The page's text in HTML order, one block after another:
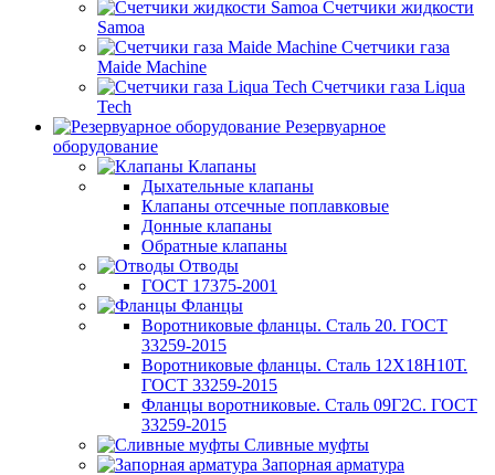
Счетчики жидкости
Samoa
Счетчики газа
Maide Machine
Счетчики газа Liqua
Tech
Резервуарное
оборудование
Клапаны
Дыхательные клапаны
Клапаны отсечные поплавковые
Донные клапаны
Обратные клапаны
Отводы
ГОСТ 17375-2001
Фланцы
Воротниковые фланцы. Сталь 20. ГОСТ
33259-2015
Воротниковые фланцы. Сталь 12Х18Н10Т.
ГОСТ 33259-2015
Фланцы воротниковые. Сталь 09Г2С. ГОСТ
33259-2015
Сливные муфты
Запорная арматура